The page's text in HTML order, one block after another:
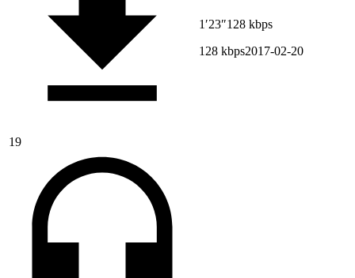
19
1′23″128 kbps
128 kbps2017-02-20